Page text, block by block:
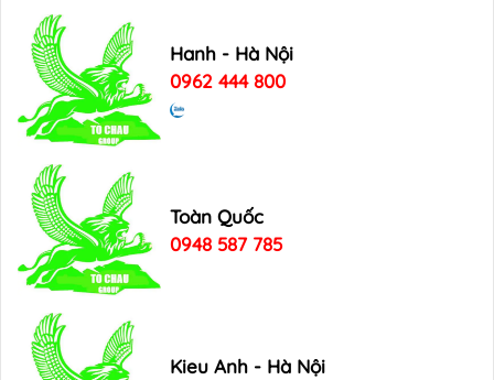
Hanh - Hà Nội
0962 444 800
Toàn Quốc
0948 587 785
Kieu Anh - Hà Nội